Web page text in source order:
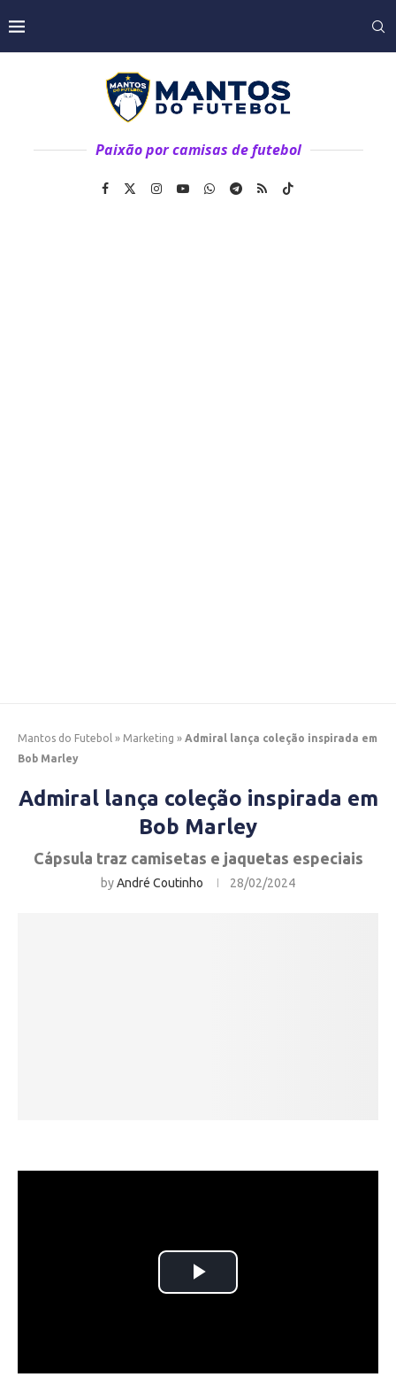
Paixão por camisas de futebol
Mantos do Futebol » Marketing » Admiral lança coleção inspirada em
Bob Marley
Admiral lança coleção inspirada em
Bob Marley
Cápsula traz camisetas e jaquetas especiais
byAndré Coutinho 28/02/2024